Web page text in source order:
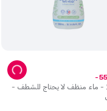
- ماء منظف لا يحتاج للشطف -
55